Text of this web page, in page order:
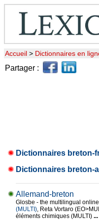
Accueil > Dictionnaires en
Partager :
Dictionnaires breton-
Dictionnaires breton-
Allemand-breton
Glosbe - the multilingual
(MULTI), Reta Vortaro
éléments chimiques (MULTI) ...